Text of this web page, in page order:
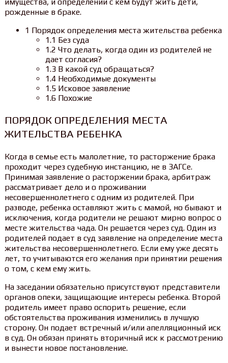
рожденные в браке.
1 Порядок определения места жительства ребенка
1.1 Без суда
1.2 Что делать, когда один из родителей не
дает согласия?
1.3 В какой суд обращаться?
1.4 Необходимые документы
1.5 Исковое заявление
1.6 Похожие
ПОРЯДОК ОПРЕДЕЛЕНИЯ МЕСТА
ЖИТЕЛЬСТВА РЕБЕНКА
Когда в семье есть малолетние, то расторжение брака
проходит через судебную инстанцию, не в ЗАГСе.
Принимая заявление о расторжении брака, арбитраж
рассматривает дело и о проживании
несовершеннолетнего с одним из родителей. При
разводе, ребенка оставляют жить с мамой, но бывают и
исключения, когда родители не решают мирно вопрос о
месте жительства чада. Он решается через суд. Один из
родителей подает в суд заявление на определение места
жительства несовершеннолетнего. Если ему уже десять
лет, то учитываются его желания при принятии решения
о том, с кем ему жить.
На заседании обязательно присутствуют представители
органов опеки, защищающие интересы ребенка. Второй
родитель имеет право оспорить решение, если
обстоятельства проживания изменились в лучшую
сторону. Он подает встречный и/или апелляционный иск
в суд. Он обязан принять вторичный иск к рассмотрению
и вынести новое постановление.